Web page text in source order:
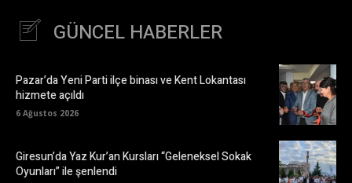
GÜNCEL HABERLER
Pazar’da Yeni Parti ilçe binası ve Kent Lokantası
hizmete açıldı
6 Ağustos 2026
Giresun’da Yaz Kur’an Kursları “Geleneksel Sokak
Oyunları” ile şenlendi